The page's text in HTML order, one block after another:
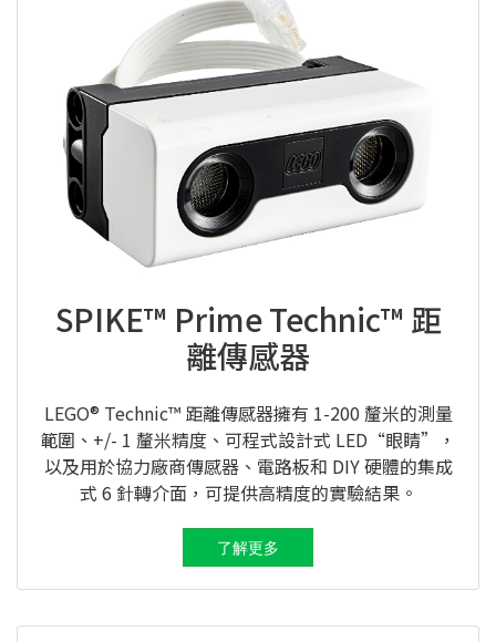
SPIKE™ Prime Technic™ 距
離傳感器
LEGO® Technic™ 距離傳感器擁有 1-200 釐米的測量
範圍、+/- 1 釐米精度、可程式設計式 LED“眼睛”，
以及用於協力廠商傳感器、電路板和 DIY 硬體的集成
式 6 針轉介面，可提供高精度的實驗結果。
了解更多